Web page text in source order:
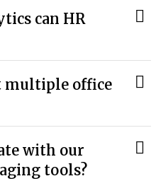
can HR
multiple office
with our
tools?